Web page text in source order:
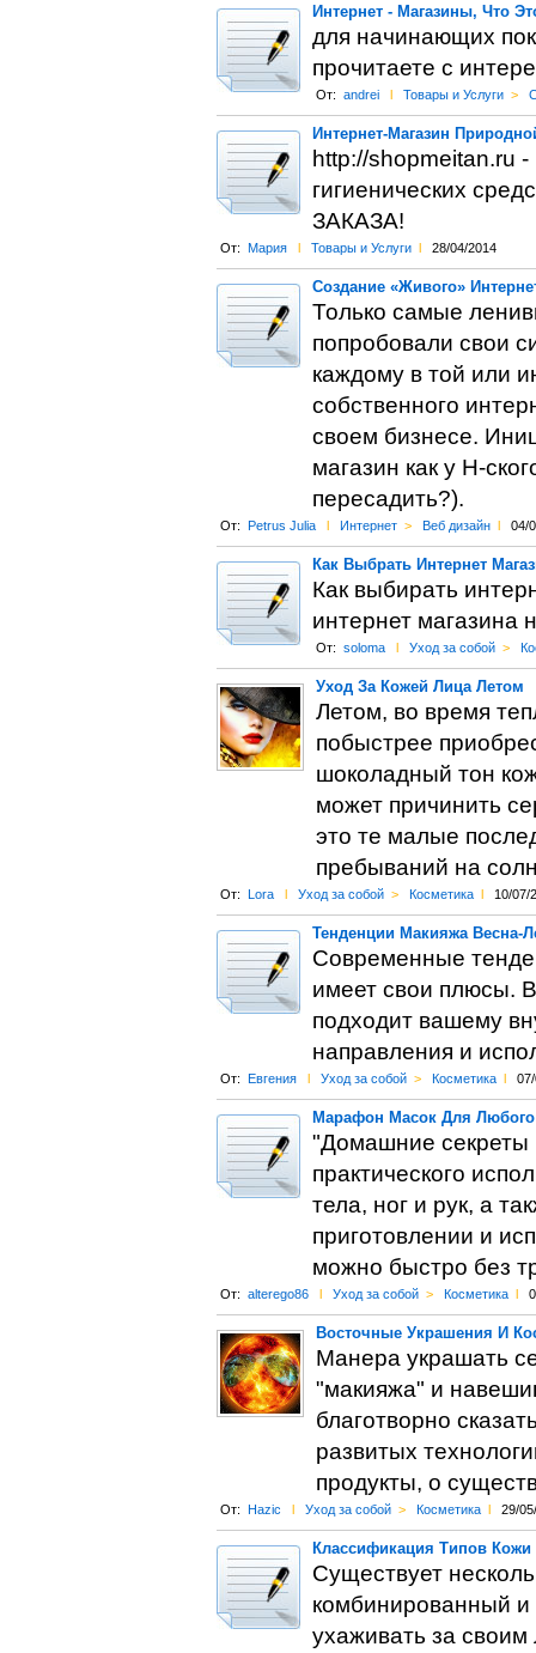
Интернет - Магазины, Что
для начинающих
прочитаете с
От: andrei l Товары и Услуги >
Интернет-Магазин
http://shopmeitan.ru
гигиенических
ЗАКАЗА!
От: Мария l Товары и Услуги l 28/04/2014
Создание «Живого»
Только самые
попробовали свои
каждому в той или
собственного
своем бизнесе.
магазин как у Н-
пересадить?).
От: Petrus Julia l Интернет > Веб дизайн l 04/
Как Выбрать Интернет
Как выбирать
интернет магазина
От: soloma l Уход за собой >
Уход За Кожей Лица Летом
Летом, во время
побыстрее
шоколадный тон
может причинить
это те малые
пребываний на
От: Lora l Уход за собой > Косметика l 10/07/
Тенденции Макияжа Весна-
Современные
имеет свои плюсы.
подходит вашему
направления и
От: Евгения l Уход за собой > Косметика l
Марафон Масок Для
"Домашние секреты
практического
тела, ног и рук, а
приготовлении и
можно быстро без
От: alterego86 l Уход за собой > Косметика l
Восточные Украшения И
Манера украшать
"макияжа" и
благотворно
развитых
продукты, о
От: Hazic l Уход за собой > Косметика l 29/
Классификация Типов Кожи
Существует
комбинированный и
ухаживать за